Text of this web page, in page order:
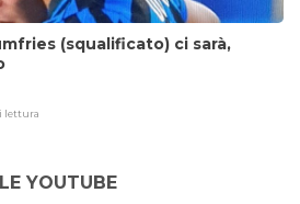
(squalificato) ci sarà,
lettura
YOUTUBE